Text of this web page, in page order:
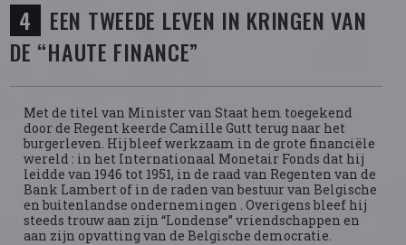
EEN TWEEDE LEVEN IN KRINGEN VAN
DE “HAUTE FINANCE”
Met de titel van Minister van Staat hem toegekend
door de Regent keerde Camille Gutt terug naar het
burgerleven. Hij bleef werkzaam in de grote financiële
wereld : in het Internationaal Monetair Fonds dat hij
leidde van 1946 tot 1951, in de raad van Regenten van de
Bank Lambert of in de raden van bestuur van Belgische
en buitenlandse ondernemingen . Overigens bleef hij
steeds trouw aan zijn “Londense” vriendschappen en
aan zijn opvatting van de Belgische democratie.